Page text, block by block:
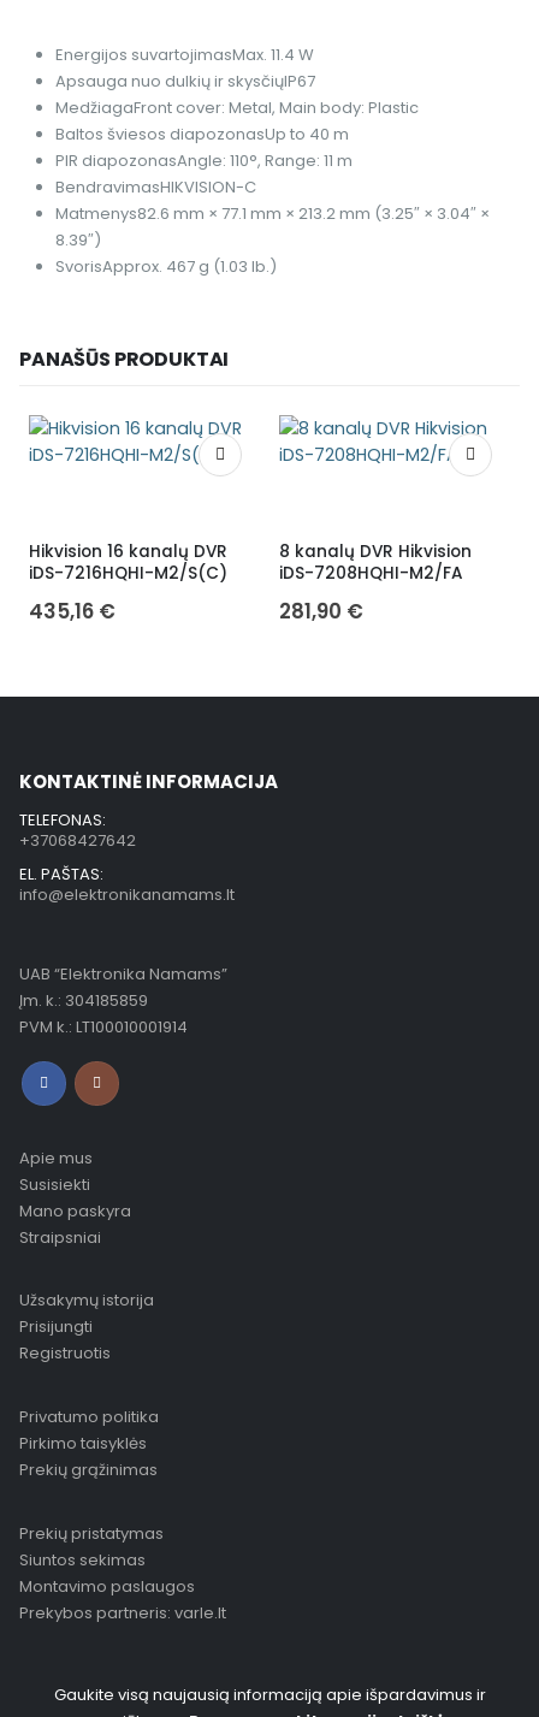
Energijos suvartojimasMax. 11.4 W
Apsauga nuo dulkių ir skysčiųIP67
MedžiagaFront cover: Metal, Main body: Plastic
Baltos šviesos diapozonasUp to 40 m
PIR diapozonasAngle: 110°, Range: 11 m
BendravimasHIKVISION-C
Matmenys82.6 mm × 77.1 mm × 213.2 mm (3.25″ × 3.04″ ×
8.39″)
SvorisApprox. 467 g (1.03 lb.)
PANAŠŪS PRODUKTAI
Hikvision 16 kanalų DVR
iDS-7216HQHI-M2/S(C)
435,16 €
8 kanalų DVR Hikvision
iDS-7208HQHI-M2/FA
281,90 €
KONTAKTINĖ INFORMACIJA
TELEFONAS:
+37068427642
EL. PAŠTAS:
info@elektronikanamams.lt
UAB “Elektronika Namams”
Įm. k.: 304185859
PVM k.: LT100010001914
Apie mus
Susisiekti
Mano paskyra
Straipsniai
Užsakymų istorija
Prisijungti
Registruotis
Privatumo politika
Pirkimo taisyklės
Prekių grąžinimas
Prekių pristatymas
Siuntos sekimas
Montavimo paslaugos
Prekybos partneris: varle.lt
Gaukite visą naujausią informaciją apie išpardavimus ir